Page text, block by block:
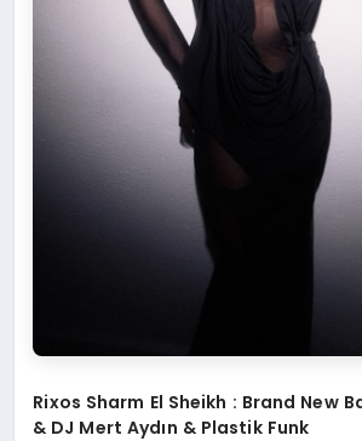
Rixos Sharm El Sheikh : Brand New
& DJ Mert Aydın & Plastik Funk